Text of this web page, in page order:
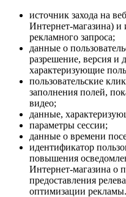
источник захода на
Интернет-магазина)
рекламного запроса;
данные о
разрешение, версия и
характеризующие
пользовательские
заполнения полей,
видео;
данные,
параметры сессии;
данные о времени
идентификатор
повышения
Интернет-магазина о
предоставления
оптимизации рекламы.